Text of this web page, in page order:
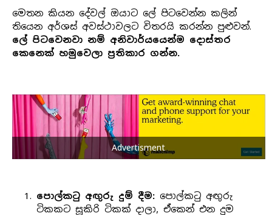
මෙතන කියන දේවල් ඔයාට ලේ පිටවෙන්න කලින්
තියෙන අර්ශස් අවස්ථාවලට විතරයි කරන්න පුළුවන්.
ලේ පිටවෙනවා නම් අනිවාර්යයෙන්ම දොස්තර
කෙනෙක් හමුවෙලා ප්‍රතිකාර ගන්න.
Advertisment
පොල්කටු අඟුරු දුම් දීම: පොල්කටු අඟුරු
ටිකකට සූකිරි ටිකක් දාලා, ඒකෙන් එන දුම